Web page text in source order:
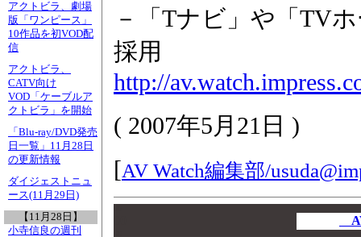
アクトビラ、劇場
版「ワンピース」
10作品を初VOD配
信
アクトビラ、
CATV向け
VOD「ケーブルア
クトビラ」を開始
「Blu-ray/DVD発売
日一覧」11月28日
の更新情報
ダイジェストニュ
ース(11月29日)
【11月28日】
小寺信良の週刊
－「Tナビ」や「TV
採用
http://
( 2007年5月21日 )
[AV Watch編集部/